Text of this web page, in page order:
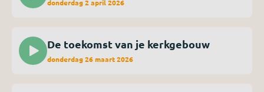
donderdag 2 april 2026
De toekomst van je kerkgebouw
donderdag 26 maart 2026